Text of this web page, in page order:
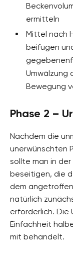
ermitteln
Mittel nach
beifügen
Umwälzung
Bewegung
Phase 2 –
Nachdem die
unerwünschten
sollte man in
beseitigen, die
dem
natürlich
erforderlich. Die
Einfachheit
mit behandelt.